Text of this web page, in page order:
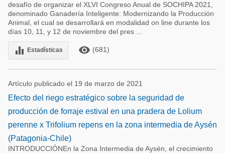
desafío de organizar el XLVI Congreso Anual de SOCHIPA 2021,
denominado Ganadería Inteligente: Modernizando la Producción
Animal, el cual se desarrollará en modalidad on line durante los
días 10, 11, y 12 de noviembre del pres ...
equalizer Estadísticas remove_red_eye (681)
Artículo publicado el 19 de marzo de 2021
Efecto del riego estratégico sobre la seguridad de
producción de forraje estival en una pradera de Lolium
perenne x Trifolium repens en la zona intermedia de Aysén
(Patagonia-Chile)
INTRODUCCIÓNEn la Zona Intermedia de Aysén, el crecimiento